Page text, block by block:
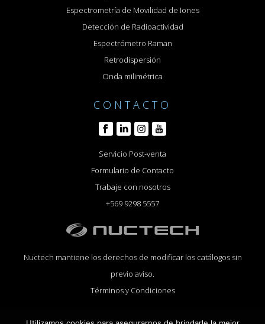
Espectrometría de Movilidad de Iones
Detección de Radioactividad
Espectrómetro Raman
Retrodispersión
Onda milimétrica
CONTACTO
Servicio Post-venta
Formulario de Contacto
Trabaje con nosotros
+569 9298 5557
Nuctech mantiene los derechos de modificar los catálogos sin
previo aviso.
Términos y Condiciones